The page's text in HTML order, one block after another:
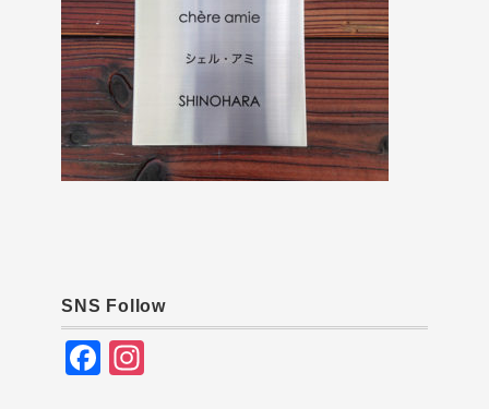
SNS Follow
F